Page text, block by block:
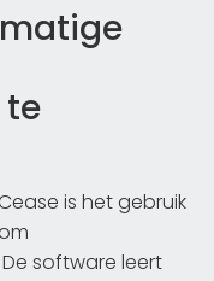
is het gebruik
software leert